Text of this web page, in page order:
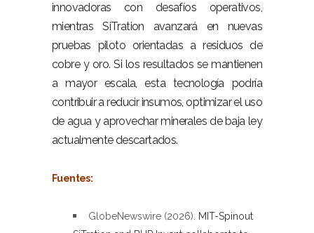
innovadoras con desafíos operativos,
mientras SiTration avanzará en nuevas
pruebas piloto orientadas a residuos de
cobre y oro. Si los resultados se mantienen
a mayor escala, esta tecnología podría
contribuir a reducir insumos, optimizar el uso
de agua y aprovechar minerales de baja ley
actualmente descartados.
Fuentes:
GlobeNewswire (2026).
MIT-Spinout